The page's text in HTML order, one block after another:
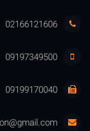
02166121606
09197349500
09199170040